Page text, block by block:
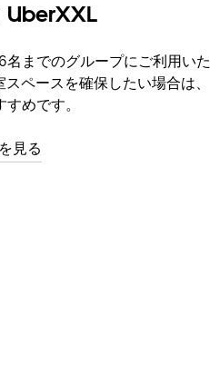
UberXXL
名までのグループにご利用いた
ペースを確保したい場合は、
めです。
見る